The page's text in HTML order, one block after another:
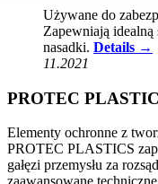
Używane do
Zapewniają
nasadki. Details →
11.2021
PROTEC
Elementy ochronne z
PROTEC PLASTICS
gałęzi przemysłu za